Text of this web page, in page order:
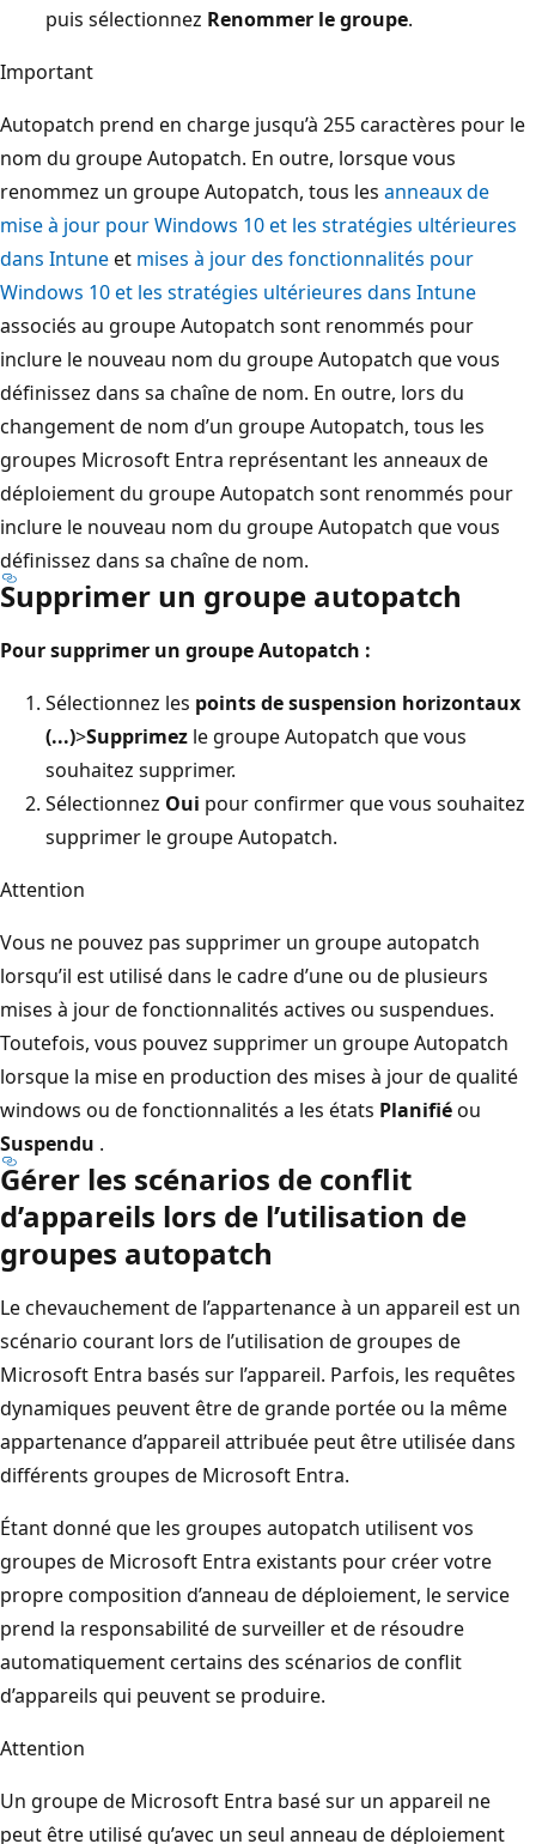
puis sélectionnez Renommer le groupe.
Important
Autopatch prend en charge jusqu’à 255 caractères pour le
nom du groupe Autopatch. En outre, lorsque vous
renommez un groupe Autopatch, tous les anneaux de
mise à jour pour Windows 10 et les stratégies ultérieures
dans Intuneet mises à jour des fonctionnalités pour
Windows 10 et les stratégies ultérieures dans Intune
associés au groupe Autopatch sont renommés pour
inclure le nouveau nom du groupe Autopatch que vous
définissez dans sa chaîne de nom. En outre, lors du
changement de nom d’un groupe Autopatch, tous les
groupes Microsoft Entra représentant les anneaux de
déploiement du groupe Autopatch sont renommés pour
inclure le nouveau nom du groupe Autopatch que vous
définissez dans sa chaîne de nom.
Supprimer un groupe autopatch
Pour supprimer un groupe Autopatch :
Sélectionnez les points de suspension horizontaux
(...)>Supprimez le groupe Autopatch que vous
souhaitez supprimer.
Sélectionnez Oui pour confirmer que vous souhaitez
supprimer le groupe Autopatch.
Attention
Vous ne pouvez pas supprimer un groupe autopatch
lorsqu’il est utilisé dans le cadre d’une ou de plusieurs
mises à jour de fonctionnalités actives ou suspendues.
Toutefois, vous pouvez supprimer un groupe Autopatch
lorsque la mise en production des mises à jour de qualité
windows ou de fonctionnalités a les états Planifiéou
Suspendu .
Gérer les scénarios de conflit
d’appareils lors de l’utilisation de
groupes autopatch
Le chevauchement de l’appartenance à un appareil est un
scénario courant lors de l’utilisation de groupes de
Microsoft Entra basés sur l’appareil. Parfois, les requêtes
dynamiques peuvent être de grande portée ou la même
appartenance d’appareil attribuée peut être utilisée dans
différents groupes de Microsoft Entra.
Étant donné que les groupes autopatch utilisent vos
groupes de Microsoft Entra existants pour créer votre
propre composition d’anneau de déploiement, le service
prend la responsabilité de surveiller et de résoudre
automatiquement certains des scénarios de conflit
d’appareils qui peuvent se produire.
Attention
Un groupe de Microsoft Entra basé sur un appareil ne
peut être utilisé qu’avec un seul anneau de déploiement